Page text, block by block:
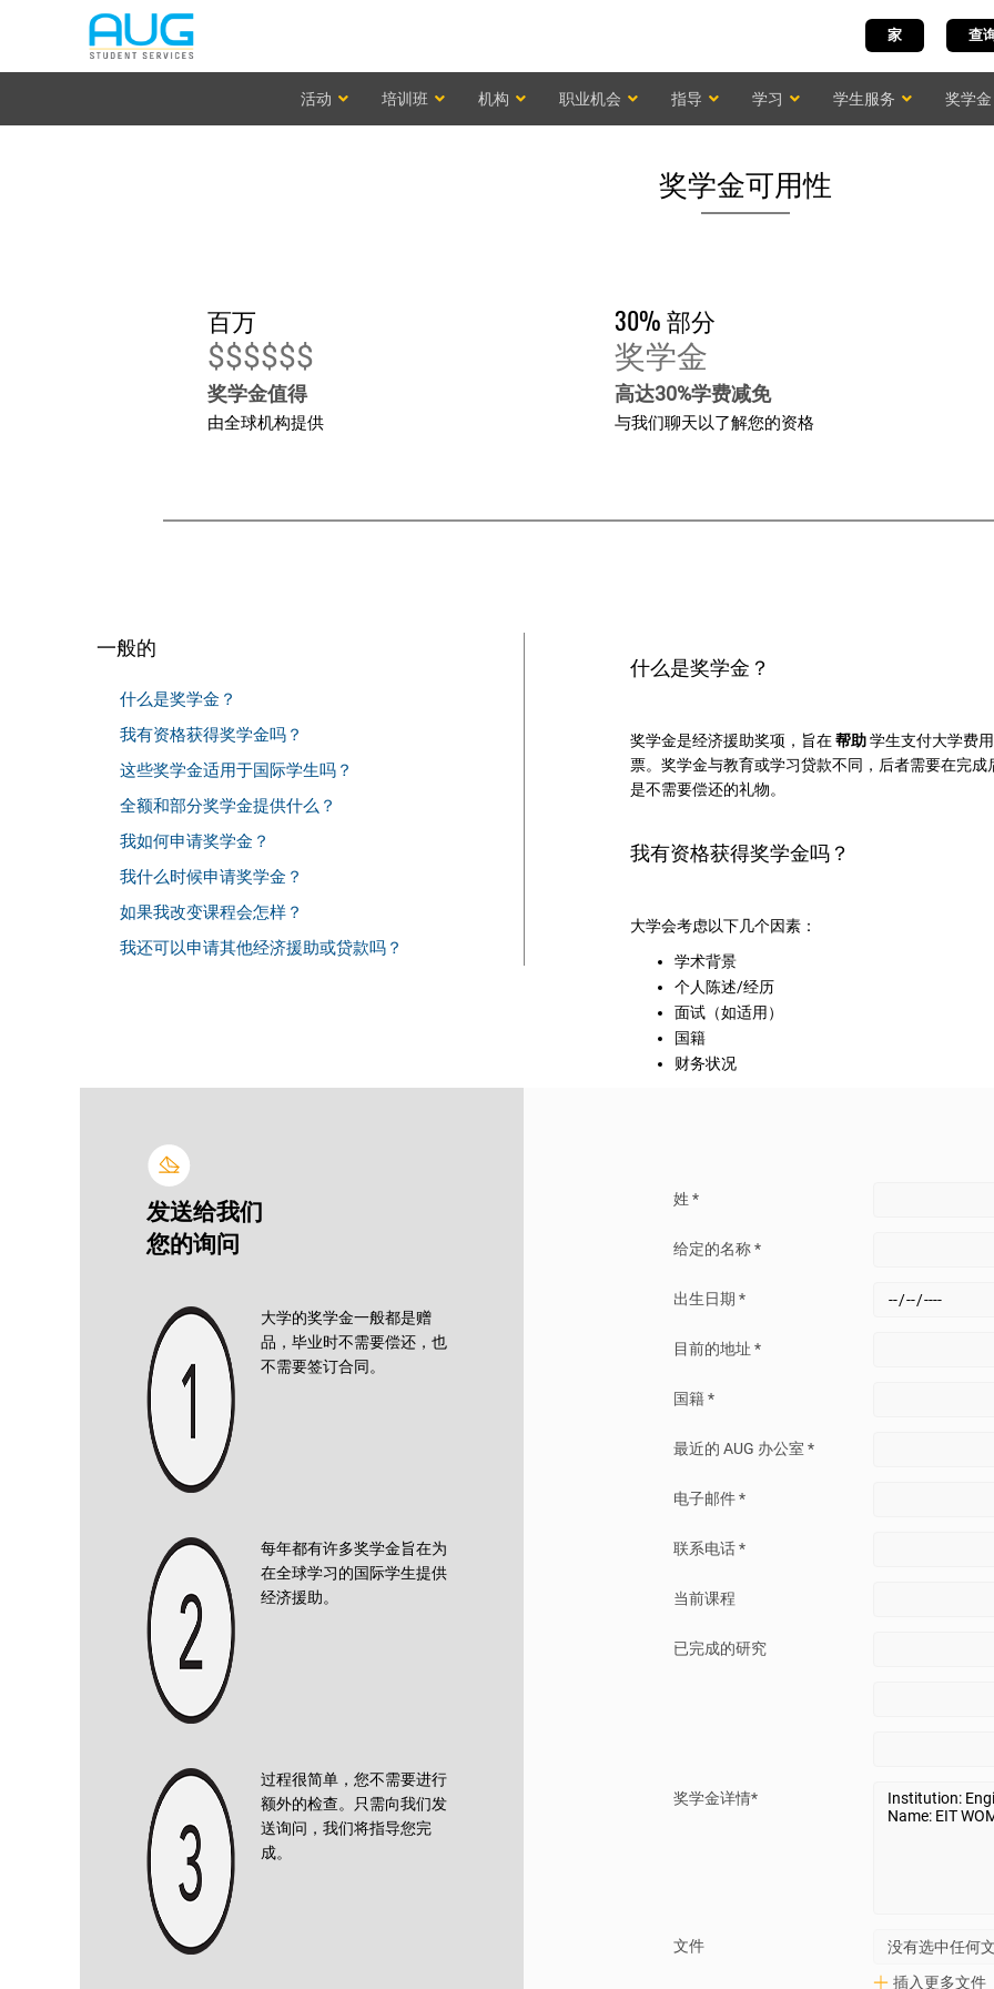
查
家
活动 培训班 机构 职业机会 指导 学习 学生服务 奖学金
奖学金可用性
百万
$$$$$$
奖学金值得
由全球机构提供
30% 部分
奖学金
高达30%学费减免
与我们聊天以了解您的资格
什么是奖学金？
奖学金是经济援助奖项，旨在帮助学生支付大学费
票。奖学金与教育或学习贷款不同，后者需要在完成
是不需要偿还的礼物。
我有资格获得奖学金吗？
大学会考虑以下几个因素：
学术背景
个人陈述/经历
面试（如适用）
国籍
财务状况
一些大学为国际学生提供奖学金；然而，与国内学生
全额和部分奖学金提供什么？
覆盖范围或奖学金项目各不相同。奖学金可能会为您
包括生活费。有些奖项还涵盖出国留学项目的费用。
我如何申请奖学金？
在大多数情况下，大学通过检查学生的背景和学术历
一般的
什么是奖学金？
我有资格获得奖学金吗？
这些奖学金适用于国际学生吗？
全额和部分奖学金提供什么？
我如何申请奖学金？
我什么时候申请奖学金？
如果我改变课程会怎样？
我还可以申请其他经济援助或贷款吗？
发送给我们
您的询问
大学的奖学金一般都是赠
品，毕业时不需要偿还，也
不需要签订合同。
每年都有许多奖学金旨在为
在全球学习的国际学生提供
经济援助。
过程很简单，您不需要进行
额外的检查。只需向我们发
送询问，我们将指导您完
成。
姓 *
给定的名称 *
出生日期 *
目前的地址 *
国籍 *
最近的 AUG 办公室 *
电子邮件 *
联系电话 *
当前课程
已完成的研究
奖学金详情*
文件
没有选中任何
插入更多文件